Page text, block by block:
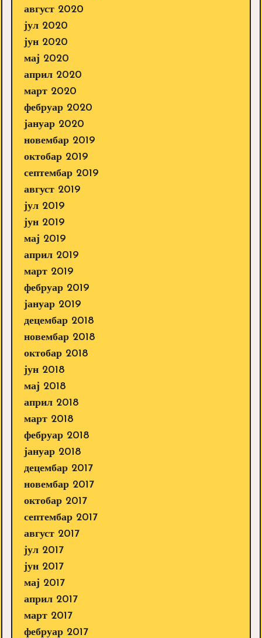
август 2020
јул 2020
јун 2020
мај 2020
април 2020
март 2020
фебруар 2020
јануар 2020
новембар 2019
октобар 2019
септембар 2019
август 2019
јул 2019
јун 2019
мај 2019
април 2019
март 2019
фебруар 2019
јануар 2019
децембар 2018
новембар 2018
октобар 2018
јун 2018
мај 2018
април 2018
март 2018
фебруар 2018
јануар 2018
децембар 2017
новембар 2017
октобар 2017
септембар 2017
август 2017
јул 2017
јун 2017
мај 2017
април 2017
март 2017
фебруар 2017